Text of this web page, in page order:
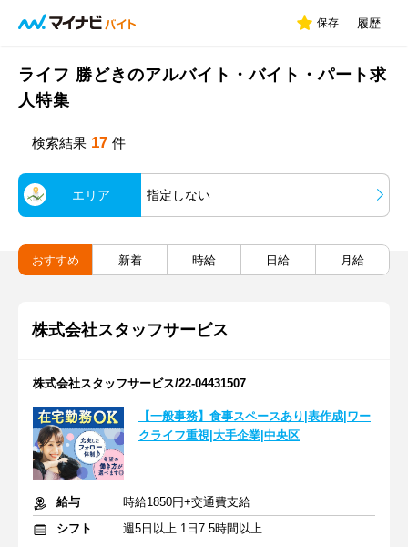
保存 履歴
ライフ 勝どきのアルバイト・バイト・パート求
人特集
検索結果 17 件
エリア 指定しない
おすすめ 新着 時給 日給 月給
株式会社スタッフサービス
株式会社スタッフサービス/22-04431507
【一般事務】食事スペースあり|表作成|ワー
クライフ重視|大手企業|中央区
給与
時給1850円+交通費支給
シフト
週5日以上 1日7.5時間以上